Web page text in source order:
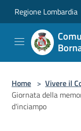
Regione Lombardia
Home > Vivere il
Giornata della
d'inciampo